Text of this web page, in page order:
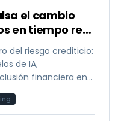
el cambio
en tiempo real
del riesgo crediticio:
de IA,
financiera en